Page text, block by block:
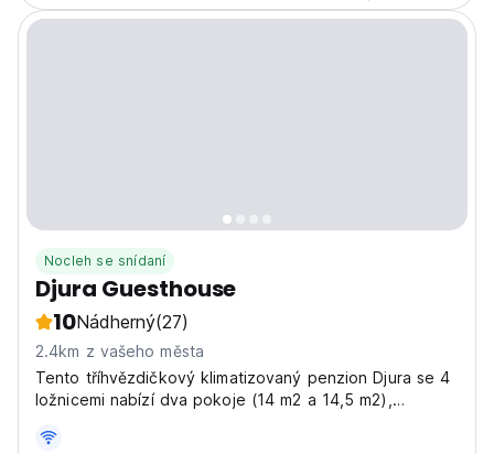
Nocleh se snídaní
Djura Guesthouse
10Nádherný(27)
2.4km z vašeho města
Tento tříhvězdičkový klimatizovaný penzion Djura se 4
ložnicemi nabízí dva pokoje (14 m2 a 14,5 m2),
terasu s posezením a úžasným výhledem na moře a